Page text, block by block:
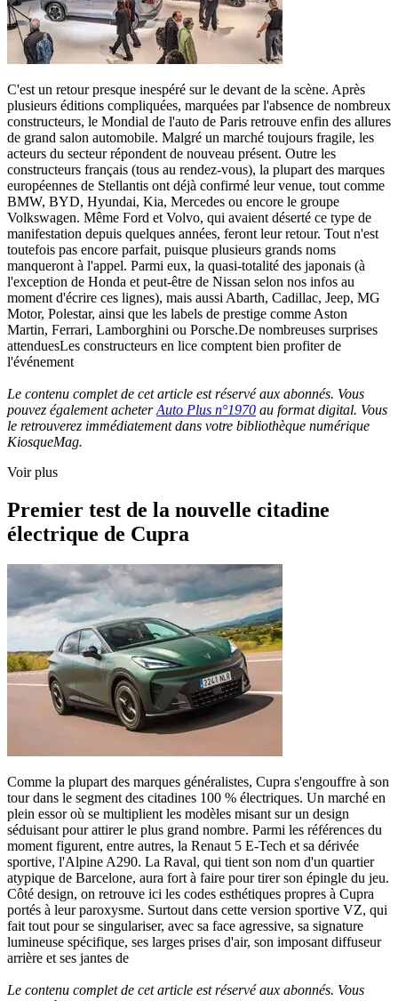
C'est un retour presque inespéré sur le devant de la scène. Après
plusieurs éditions compliquées, marquées par l'absence de nombreux
constructeurs, le Mondial de l'auto de Paris retrouve enfin des allures
de grand salon automobile. Malgré un marché toujours fragile, les
acteurs du secteur répondent de nouveau présent. Outre les
constructeurs français (tous au rendez-vous), la plupart des marques
européennes de Stellantis ont déjà confirmé leur venue, tout comme
BMW, BYD, Hyundai, Kia, Mercedes ou encore le groupe
Volkswagen. Même Ford et Volvo, qui avaient déserté ce type de
manifestation depuis quelques années, feront leur retour. Tout n'est
toutefois pas encore parfait, puisque plusieurs grands noms
manqueront à l'appel. Parmi eux, la quasi-totalité des japonais (à
l'exception de Honda et peut-être de Nissan selon nos infos au
moment d'écrire ces lignes), mais aussi Abarth, Cadillac, Jeep, MG
Motor, Polestar, ainsi que les labels de prestige comme Aston
Martin, Ferrari, Lamborghini ou Porsche.De nombreuses surprises
attenduesLes constructeurs en lice comptent bien profiter de
l'événement
Le contenu complet de cet article est réservé aux abonnés. Vous
pouvez également acheterAuto Plus n°1970 au format digital. Vous
le retrouverez immédiatement dans votre bibliothèque numérique
KiosqueMag.
Voir plus
Premier test de la nouvelle citadine
électrique de Cupra
Comme la plupart des marques généralistes, Cupra s'engouffre à son
tour dans le segment des citadines 100 % électriques. Un marché en
plein essor où se multiplient les modèles misant sur un design
séduisant pour attirer le plus grand nombre. Parmi les références du
moment figurent, entre autres, la Renaut 5 E-Tech et sa dérivée
sportive, l'Alpine A290. La Raval, qui tient son nom d'un quartier
atypique de Barcelone, aura fort à faire pour tirer son épingle du jeu.
Côté design, on retrouve ici les codes esthétiques propres à Cupra
portés à leur paroxysme. Surtout dans cette version sportive VZ, qui
fait tout pour se singulariser, avec sa face agressive, sa signature
lumineuse spécifique, ses larges prises d'air, son imposant diffuseur
arrière et ses jantes de
Le contenu complet de cet article est réservé aux abonnés. Vous